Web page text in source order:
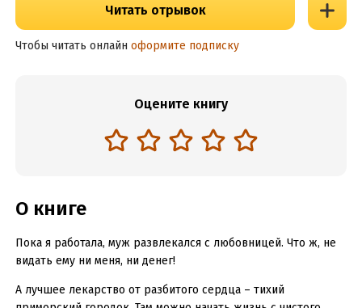
Читать отрывок
Чтобы читать онлайн оформите подписку
Оцените книгу
О книге
Пока я работала, муж развлекался с любовницей. Что ж, не
видать ему ни меня, ни денег!
А лучшее лекарство от разбитого сердца – тихий